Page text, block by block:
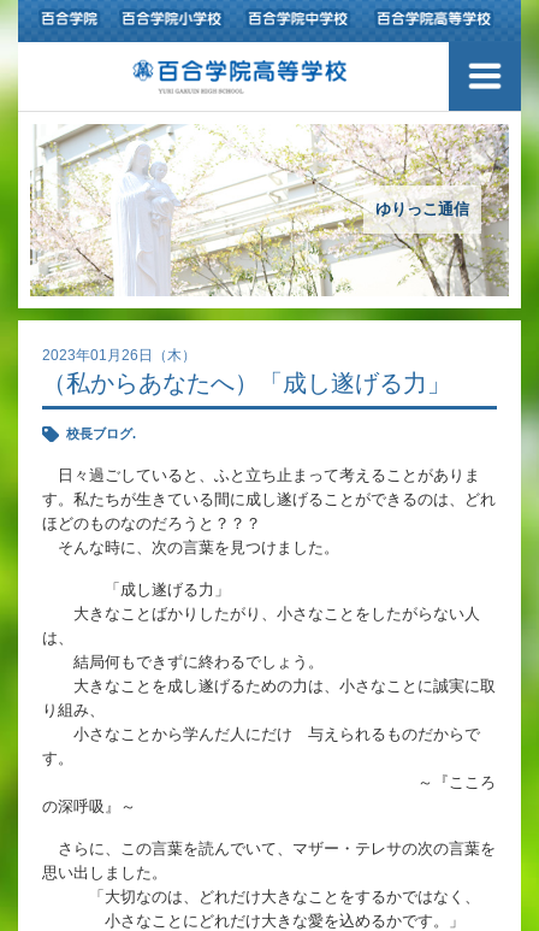
ゆりっこ通信
2023年01月26日（木）
（私からあなたへ）「成し遂げる力」
校長ブログ.
日々過ごしていると、ふと立ち止まって考えることがありま
す。私たちが生きている間に成し遂げることができるのは、どれ
ほどのものなのだろうと？？？
そんな時に、次の言葉を見つけました。
「成し遂げる力」
大きなことばかりしたがり、小さなことをしたがらない人
は、
結局何もできずに終わるでしょう。
大きなことを成し遂げるための力は、小さなことに誠実に取
り組み、
小さなことから学んだ人にだけ 与えられるものだからで
す。
～『こころ
の深呼吸』～
さらに、この言葉を読んでいて、マザー・テレサの次の言葉を
思い出しました。
「大切なのは、どれだけ大きなことをするかではなく、
小さなことにどれだけ大きな愛を込めるかです。」
学校紹介
アクセスマップ
沿革
アカデミックリサーチコース
充実のフォローアップ体制
英語教育
行事スケジュール
制服紹介